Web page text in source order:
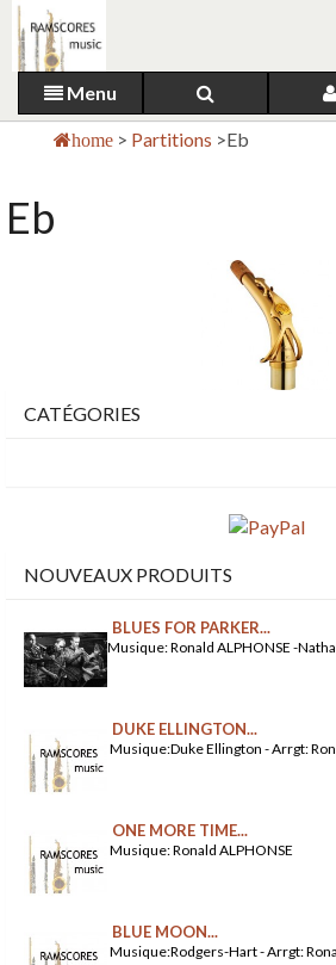
Menu
home > Partitions >Eb
Eb
CATÉGORIES
NOUVEAUX PRODUITS
BLUES FOR PARKER...
Musique: Ronald ALPHONSE -
DUKE ELLINGTON...
Musique:Duke Ellington - Arrgt:
ONE MORE TIME...
Musique: Ronald ALPHONSE
BLUE MOON...
Musique:Rodgers-Hart - Arrgt: